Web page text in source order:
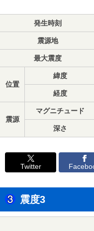
発生時刻
震源地
最大震度
位置
緯度
経度
震源
マグニチュード
深さ
Twitter
震度3